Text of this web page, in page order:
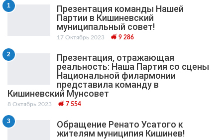
1
Презентация команды Нашей
Партии в Кишиневский
муниципальный cовет!
17 Октябрь 2023 9 286
2
Презентация, отражающая
реальность: Наша Партия со сцены
Национальной филармонии
представила команду в
Кишиневский Мунсовет
8 Октябрь 2023 7 554
3
Обращение Ренато Усатого к
жителям муниципия Кишинев!